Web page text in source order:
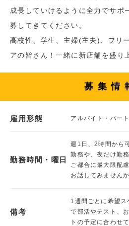
成長していけるように全力でサポ
募してきてください。
高校性、学生、主婦(主夫)、フリ
アの皆さん！一緒に新店舗を盛り
募集情
雇用形態 アルバイト・パート
勤務時間・曜日
週1日、2時間から
勤務や、夜だけ勤
ご都合に最大限配
お話してみませんか
備考
1週間ごとに希望
で部活やテスト、
トの予定に合わせ